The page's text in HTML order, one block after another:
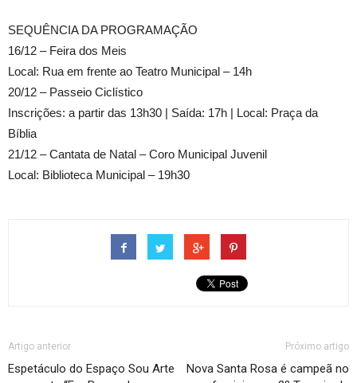
SEQUÊNCIA DA PROGRAMAÇÃO
16/12 – Feira dos Meis
Local: Rua em frente ao Teatro Municipal – 14h
20/12 – Passeio Ciclístico
Inscrições: a partir das 13h30 | Saída: 17h | Local: Praça da
Bíblia
21/12 – Cantata de Natal – Coro Municipal Juvenil
Local: Biblioteca Municipal – 19h30
Artigo anterior
Espetáculo do Espaço Sou Arte
Próximo artigo
Nova Santa Rosa é campeã no